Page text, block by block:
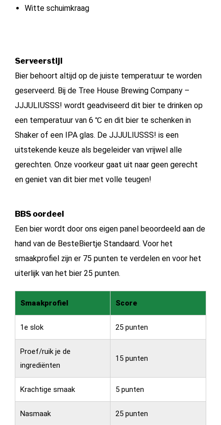
Witte schuimkraag
Serveerstijl
Bier behoort altijd op de juiste temperatuur te worden
geserveerd. Bij de Tree House Brewing Company –
JJJULIUSSS! wordt geadviseerd dit bier te drinken op
een temperatuur van 6 ℃ en dit bier te schenken in
Shaker of een IPA glas. De JJJULIUSSS! is een
uitstekende keuze als begeleider van vrijwel alle
gerechten. Onze voorkeur gaat uit naar geen gerecht
en geniet van dit bier met volle teugen!
BBS oordeel
Een bier wordt door ons eigen panel beoordeeld aan de
hand van de BesteBiertje Standaard. Voor het
smaakprofiel zijn er 75 punten te verdelen en voor het
uiterlijk van het bier 25 punten.
Smaakprofiel Score
1e slok 25 punten
Proef/ruik je de
ingrediënten
15 punten
Krachtige smaak 5 punten
Nasmaak 25 punten